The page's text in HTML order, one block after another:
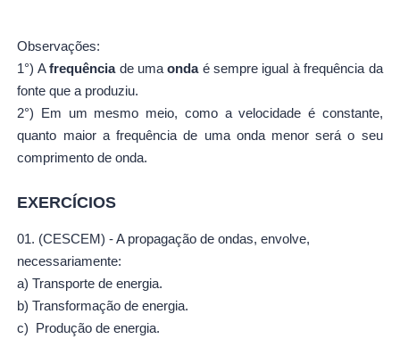
Observações:
1°) Afrequênciade umaondaé sempre igual à frequência da
fonte que a produziu.
2°) Em um mesmo meio, como a velocidade é constante,
quanto maior a frequência de uma onda menor será o seu
comprimento de onda.
EXERCÍCIOS
01. (CESCEM) - A propagação de ondas, envolve,
necessariamente:
a) Transporte de energia.
b) Transformação de energia.
c) Produção de energia.